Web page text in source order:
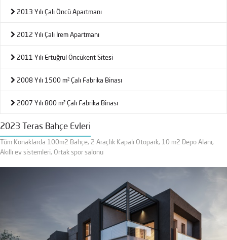
2013 Yılı Çalı Öncü Apartmanı
2012 Yılı Çalı İrem Apartmanı
2011 Yılı Ertuğrul Öncükent Sitesi
2008 Yılı 1500 m² Çalı Fabrika Binası
2007 Yılı 800 m² Çalı Fabrika Binası
2023 Teras Bahçe Evleri
Tüm Konaklarda 100m2 Bahçe, 2 Araçlık Kapalı Otopark, 10 m2 Depo Alanı,
Akıllı ev sistemleri, Ortak spor salonu